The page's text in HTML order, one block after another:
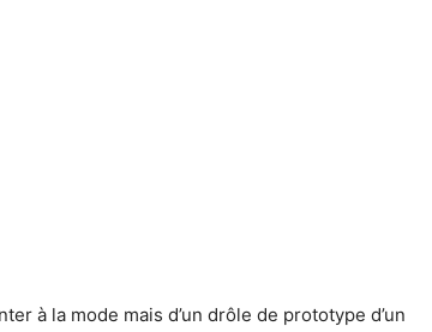
à la mode mais d’un drôle de prototype d’un